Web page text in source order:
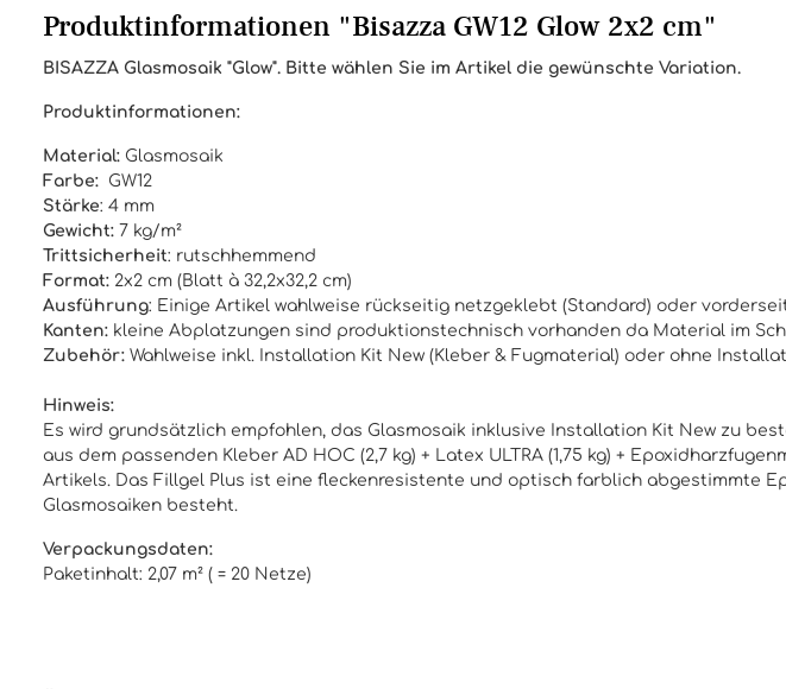
Produktinformationen "Bisazza GW12 Glow 2x2 cm"
BISAZZA Glasmosaik "Glow". Bitte wählen Sie im Artikel die gewünschte Variation.
Produktinformationen:
Material: Glasmosaik
Farbe: GW12
Stärke: 4 mm
Gewicht: 7 kg/m²
Trittsicherheit: rutschhemmend
Format: 2x2 cm (Blatt à 32,2x32,2 cm)
Ausführung: Einige Artikel wahlweise rückseitig netzgeklebt (Standard) oder
Kanten: kleine Abplatzungen sind produktionstechnisch vorhanden da Material im
Zubehör: Wahlweise inkl. Installation Kit New ( Kleber & Fugmaterial) oder ohne
Hinweis:
Es wird grundsätzlich empfohlen, das Glasmosaik inklusive Installation Kit New zu
aus dem passenden Kleber AD HOC (2,7 kg) + Latex ULTRA (1,75 kg) +
Artikels. Das Fillgel Plus ist eine fleckenresistente und optisch farblich abgestimmte
Glasmosaiken besteht.
Verpackungsdaten:
Paketinhalt: 2,07 m² ( = 20 Netze)